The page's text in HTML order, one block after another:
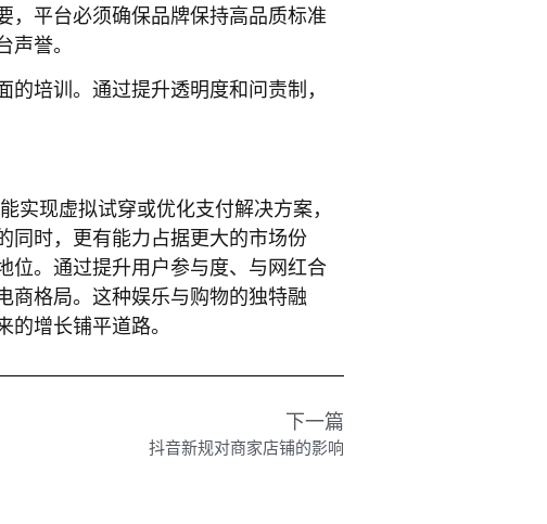
，平台必须确保品牌保持高品质标准
誉。
培训。通过提升透明度和问责制，
现虚拟试穿或优化支付解决方案，
同时，更有能力占据更大的市场份
位。通过提升用户参与度、与网红合
商格局。这种娱乐与购物的独特融
增长铺平道路。
下一篇
抖音新规对商家店铺的影响